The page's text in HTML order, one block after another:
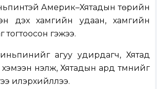
Америк–Хятадын төрийн
дэх хамгийн удаан, хамгийн
тогтоосон гэжээ.
агуу удирдагч, Хятад
үнэлж, Хятадын ард түмнийг
илэрхийллээ.